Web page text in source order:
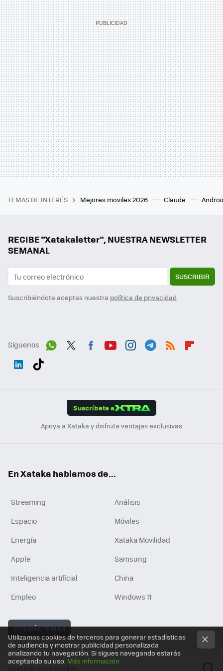
TEMAS DE INTERÉS Mejores moviles 2026 Claude
RECIBE "Xatakaletter", NUESTRA NEWSLETTER
SEMANAL
SUSCRIBIR
Suscribiéndote aceptas nuestra política de privacidad
Síguenos
Suscríbete a
Apoya a Xataka y disfruta ventajas exclusivas
En Xataka hablamos de...
Streaming
Análisis
Espacio
Móviles
Energía
Xataka Movilidad
Apple
Samsung
Inteligencia artificial
China
Empleo
Windows 11
VER MÁS TEMAS
Utilizamos cookies de terceros para generar estadísticas
de audiencia y mostrar publicidad personalizada
analizando tu navegación. Si sigues navegando estarás
aceptando su uso. Más información